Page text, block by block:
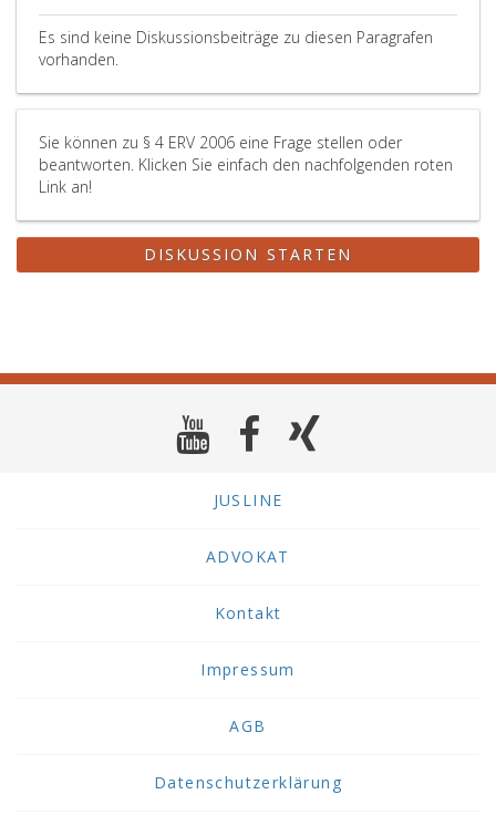
Es sind keine Diskussionsbeiträge zu diesen Paragrafen
vorhanden.
Sie können zu § 4 ERV 2006 eine Frage stellen oder
beantworten. Klicken Sie einfach den nachfolgenden roten
Link an!
DISKUSSION STARTEN
JUSLINE
ADVOKAT
Kontakt
Impressum
AGB
Datenschutzerklärung